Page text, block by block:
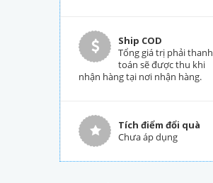
Ship COD
Tổng giá trị phải thanh
toán sẽ được thu khi
nhận hàng tại nơi nhận hàng.
Tích điểm đổi quà
Chưa áp dụng